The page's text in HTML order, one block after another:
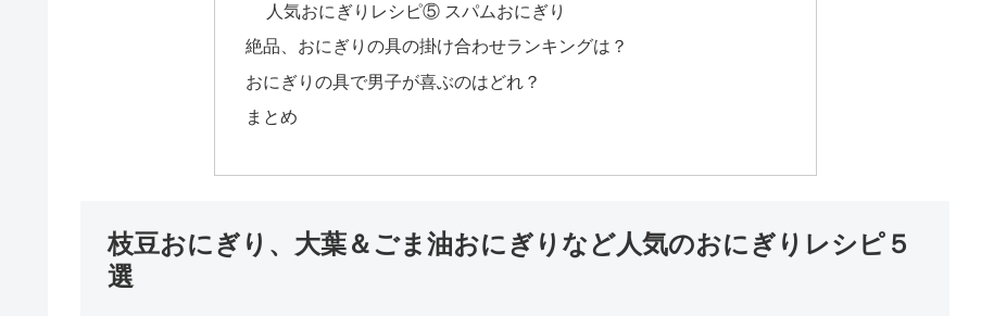
人気おにぎりレシピ⑤ スパムおにぎり
絶品、おにぎりの具の掛け合わせランキングは？
おにぎりの具で男子が喜ぶのはどれ？
まとめ
枝豆おにぎり、大葉＆ごま油おにぎりなど人気のおにぎりレシピ５
選